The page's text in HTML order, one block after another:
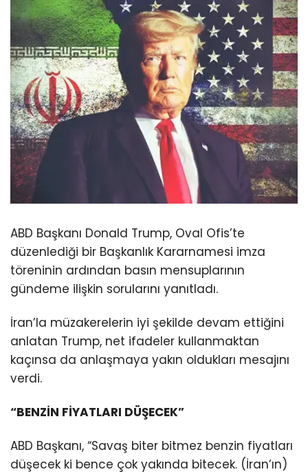
ABD Başkanı Donald Trump, Oval Ofis’te
düzenlediği bir Başkanlık Kararnamesi imza
töreninin ardından basın mensuplarının
gündeme ilişkin sorularını yanıtladı.
İran’la müzakerelerin iyi şekilde devam ettiğini
anlatan Trump, net ifadeler kullanmaktan
kaçınsa da anlaşmaya yakın oldukları mesajını
verdi.
“BENZİN FİYATLARI DÜŞECEK”
ABD Başkanı, “Savaş biter bitmez benzin fiyatları
düşecek ki bence çok yakında bitecek. (İran’ın)